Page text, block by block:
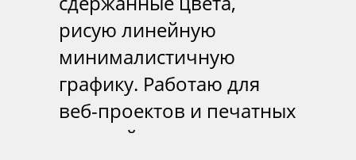
рисую линейную
минималистичную
графику. Работаю для
веб-проектов и печатных
изданий.